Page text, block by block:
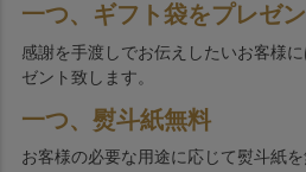
一つ、ギフト袋をプレゼ
感謝を手渡しでお伝えしたいお客様
ゼント致します。
一つ、熨斗紙無料
お客様の必要な用途に応じて熨斗紙